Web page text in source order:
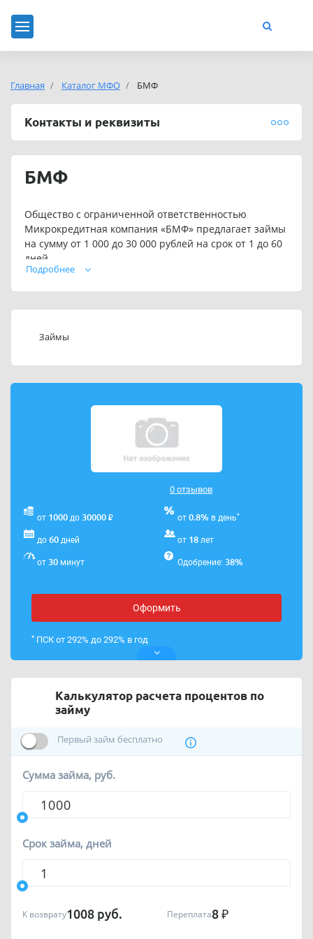
Главная Каталог МФО БМФ
Контакты и реквизиты
БМФ
Общество с ограниченной ответственностью
Микрокредитная компания «БМФ» предлагает займы
на сумму от 1 000 до 30 000 рублей на срок от 1 до 60
дней.
индивидуальные условия кредитования.
89205841900.
mkk.bmf@gmail.com.
Подробнее
Займы
0 отзывов
от 1000 до 30000 ₽ от 0.8% в день*
до 60 дней от 18 лет
от 30 минут Одобрение: 38%
Оформить
*ПСК от 292% до 292% в год
Калькулятор расчета процентов по
займу
Первый займ бесплатно
Сумма займа, руб.
Срок займа, дней
К возврату1008 руб. Переплата8 ₽